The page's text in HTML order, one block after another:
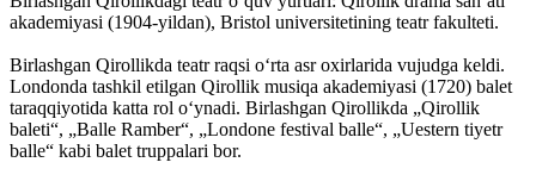
akademiyasi (1904-yildan), Bristol universitetining teatr fakulteti.
Birlashgan Qirollikda teatr raqsi oʻrta asr oxirlarida vujudga keldi.
Londonda tashkil etilgan Qirollik musiqa akademiyasi (1720) balet
taraqqiyotida katta rol oʻynadi. Birlashgan Qirollikda „Qirollik
baleti“, „Balle Ramber“, „Londone festival balle“, „Uestern tiyetr
balle“ kabi balet truppalari bor.